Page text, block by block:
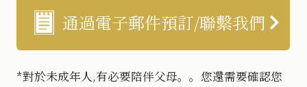
通過電子郵件預訂/聯繫我們
*對於未成年人,有必要陪伴父母。。您還需要確認您